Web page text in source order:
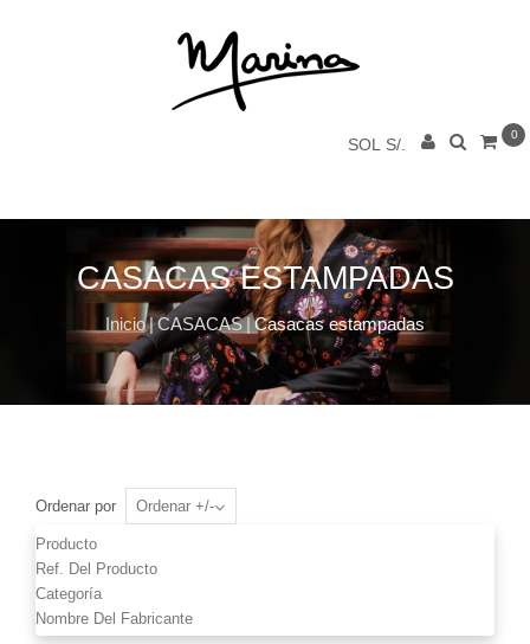
SOL S/.
0
CASACAS ESTAMPADAS
Inicio|CASACAS| Casacas estampadas
Ordenar por Ordenar +/-
Producto
Ref. Del Producto
Categoría
Nombre Del Fabricante